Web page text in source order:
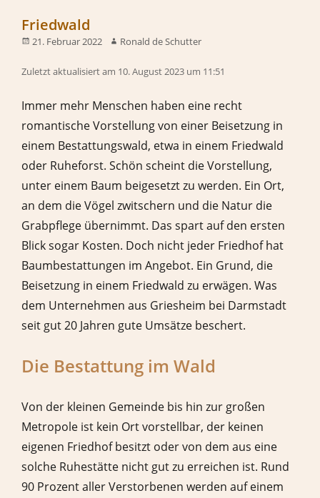
Friedwald
21. Februar 2022 Ronald de Schutter
Zuletzt aktualisiert am 10. August 2023 um 11:51
Immer mehr Menschen haben eine recht
romantische Vorstellung von einer Beisetzung in
einem Bestattungswald, etwa in einem Friedwald
oder Ruheforst. Schön scheint die Vorstellung,
unter einem Baum beigesetzt zu werden. Ein Ort,
an dem die Vögel zwitschern und die Natur die
Grabpflege übernimmt. Das spart auf den ersten
Blick sogar Kosten. Doch nicht jeder Friedhof hat
Baumbestattungen im Angebot. Ein Grund, die
Beisetzung in einem Friedwald zu erwägen. Was
dem Unternehmen aus Griesheim bei Darmstadt
seit gut 20 Jahren gute Umsätze beschert.
Die Bestattung im Wald
Von der kleinen Gemeinde bis hin zur großen
Metropole ist kein Ort vorstellbar, der keinen
eigenen Friedhof besitzt oder von dem aus eine
solche Ruhestätte nicht gut zu erreichen ist. Rund
90 Prozent aller Verstorbenen werden auf einem